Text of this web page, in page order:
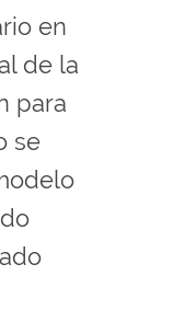
en
de la
para
se